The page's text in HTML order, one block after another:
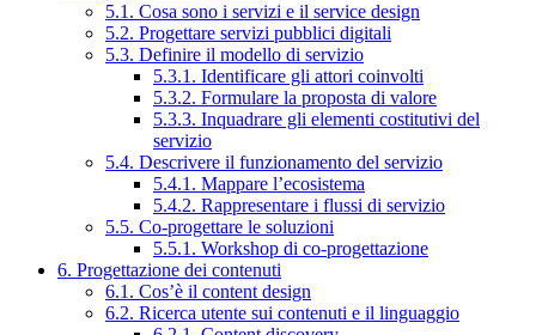
5.1. Cosa sono i servizi e il service design
5.2. Progettare servizi pubblici digitali
5.3. Definire il modello di servizio
5.3.1. Identificare gli attori coinvolti
5.3.2. Formulare la proposta di valore
5.3.3. Inquadrare gli elementi costitutivi del
servizio
5.4. Descrivere il funzionamento del servizio
5.4.1. Mappare l’ecosistema
5.4.2. Rappresentare i flussi di servizio
5.5. Co-progettare le soluzioni
5.5.1. Workshop di co-progettazione
6. Progettazione dei contenuti
6.1. Cos’è il content design
6.2. Ricerca utente sui contenuti e il linguaggio